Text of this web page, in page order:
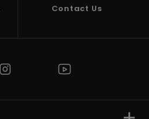
Contact Us